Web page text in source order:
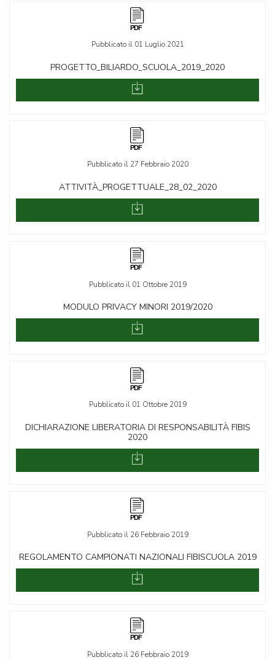
PROGETTO_BILIARDO_SCUOLA_2019_2020
Pubblicato il 01 Luglio 2021
ATTIVITÀ_PROGETTUALE_28_02_2020
Pubblicato il 27 Febbraio 2020
MODULO PRIVACY MINORI 2019/2020
Pubblicato il 01 Ottobre 2019
DICHIARAZIONE LIBERATORIA DI RESPONSABILITÀ FIBIS
2020
Pubblicato il 01 Ottobre 2019
REGOLAMENTO CAMPIONATI NAZIONALI FIBISCUOLA 2019
Pubblicato il 26 Febbraio 2019
Pubblicato il 26 Febbraio 2019